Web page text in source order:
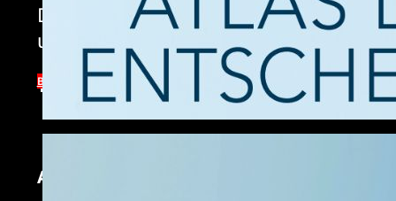
Do you also wonder whether there
under pressure to make the most
BUY NOW
ATLAS DER ENTSCHEIDER 1, FÜR